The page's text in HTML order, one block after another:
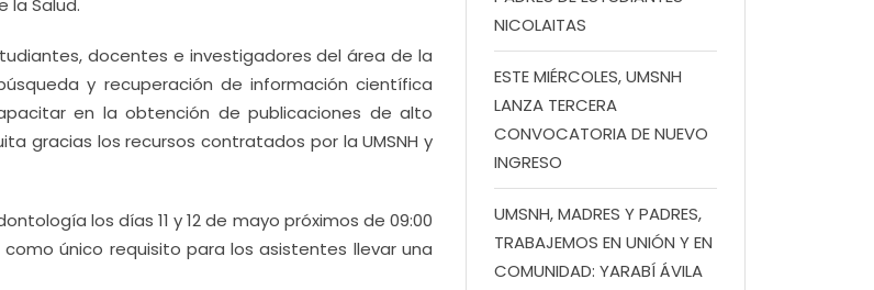
la Salud.
docentes e investigadores del área de la
y recuperación de información científica
en la obtención de publicaciones de alto
gracias los recursos contratados por la UMSNH y
los días 11 y 12 de mayo próximos de 09:00
único requisito para los asistentes llevar una
NICOLAITAS
ESTE MIÉRCOLES, UMSNH
LANZA TERCERA
CONVOCATORIA DE NUEVO
INGRESO
UMSNH, MADRES Y PADRES,
TRABAJEMOS EN UNIÓN Y EN
COMUNIDAD: YARABÍ ÁVILA